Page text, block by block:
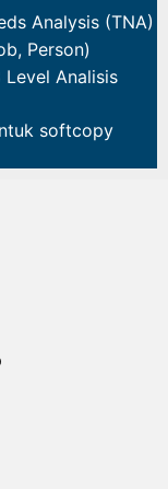
Analysis (TNA)
Person)
Analisis
softcopy